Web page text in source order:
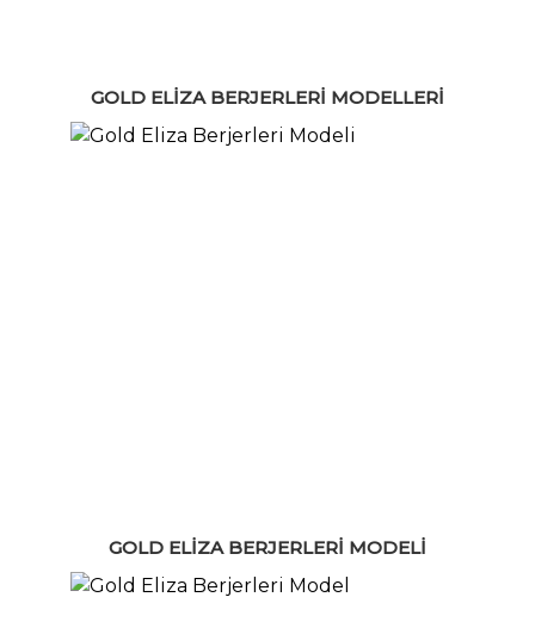
GOLD ELIZA BERJERLERI MODELLERI
GOLD ELIZA BERJERLERI MODELI